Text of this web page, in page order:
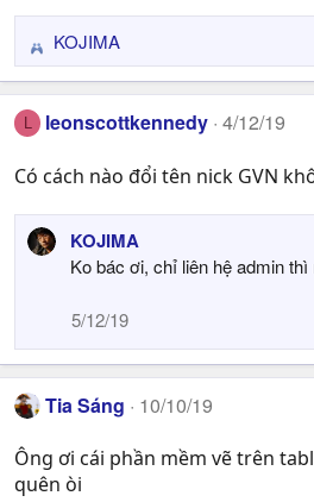
R
e
a
c
i
n
s
KOJIMA
leonscottkennedy 4/12/19
Có cách nào đổi tên nick GVN
KOJIMA
Ko bác ơi, chỉ liên hệ admin
5/12/19
Tia Sáng 10/10/19
Ông ơi cái phần mềm vẽ trên
quên òi